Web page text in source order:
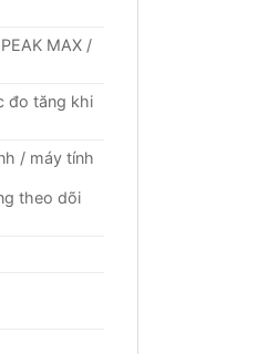
MAX /
đo tăng khi
/ máy tính
theo dõi